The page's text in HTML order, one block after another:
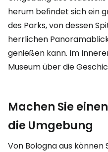
herum befindet sich ein
des Parks, von dessen
herrlichen
genießen kann. Im
Museum über die
Machen Sie
die Umgebung
Von Bologna aus können